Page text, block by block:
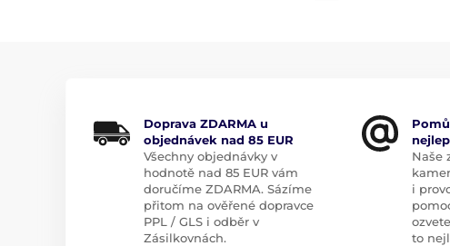
Doprava ZDARMA u
objednávek nad 85 EUR
Všechny objednávky v
hodnotě nad 85 EUR vám
doručíme ZDARMA. Sázíme
přitom na ověřené dopravce
PPL / GLS i odběr v
Zásilkovnách.
Naše
i
to